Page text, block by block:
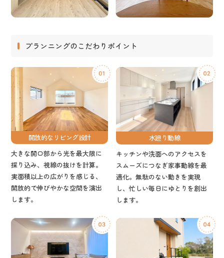
プランニングのこだわりポイント
開放的なリビング設計
大きな開口部から光を最大限に
採り込み、視線の抜けを計算。
実面積以上の広がりを感じる、
開放的で伸びやかな空間を演出
します。
水廻り動線
キッチンや洗面へのアクセスを
スムーズにつなぎ家事動線を最
適化。無駄のない動きを実現
し、忙しい毎日にゆとりを創出
します。